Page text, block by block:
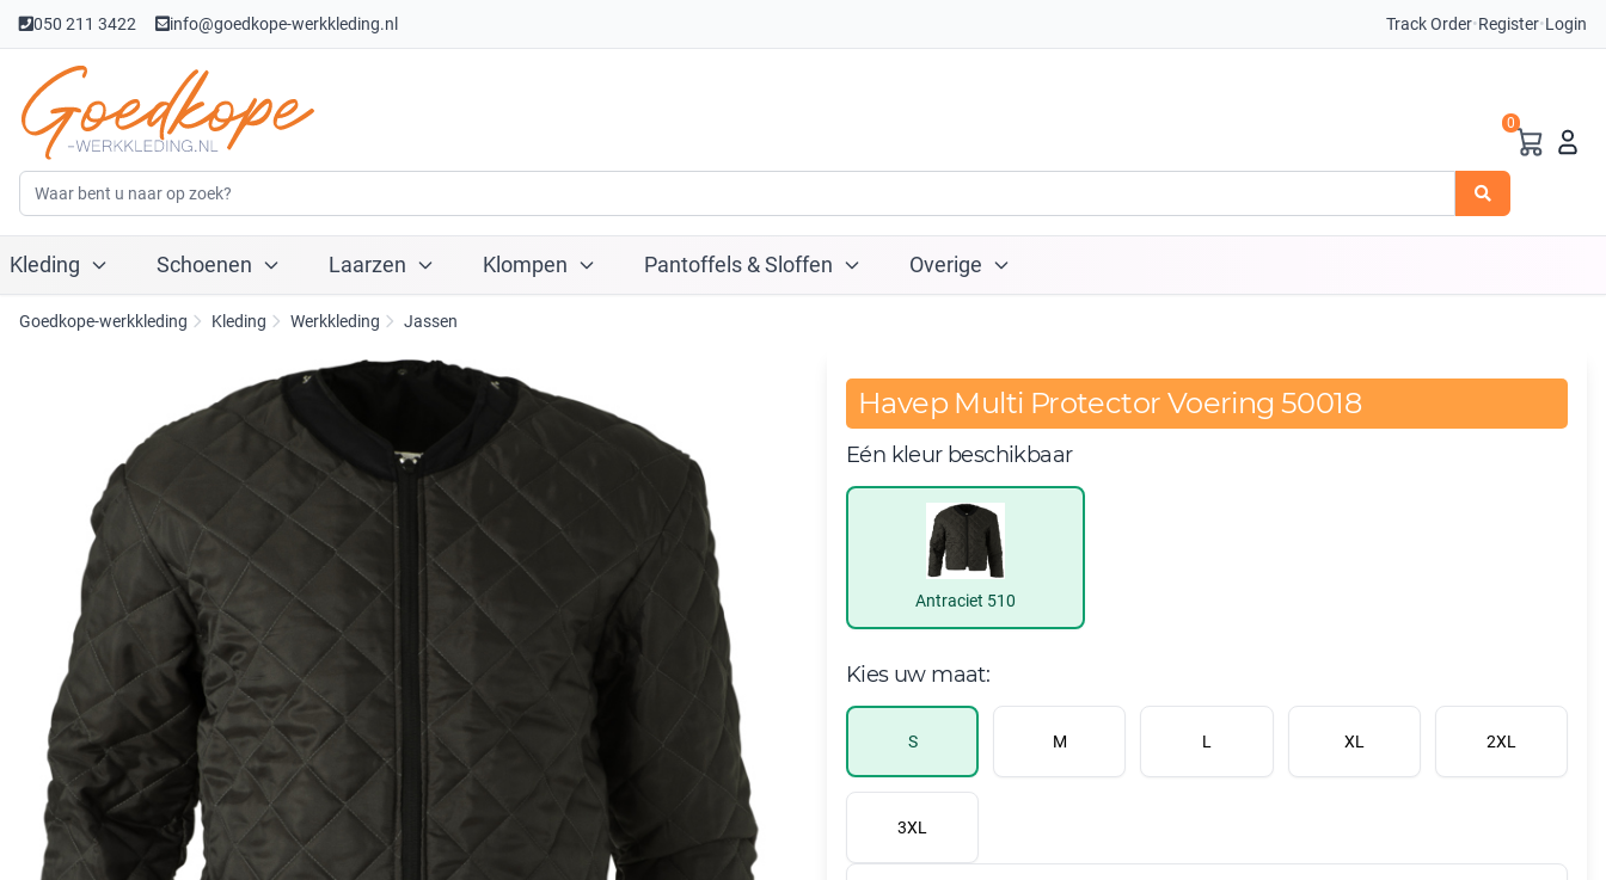
050 211 3422 info@goedkope-werkkleding.nl Track Order•Register•Login
0
Kleding Schoenen Laarzen Klompen Pantoffels & Sloffen Overige
Goedkope-werkkleding Kleding Werkkleding Jassen
Havep Multi Protector Voering 50018
Eén kleur beschikbaar
Antraciet 510
Kies uw maat:
S M L XL 2XL
3XL